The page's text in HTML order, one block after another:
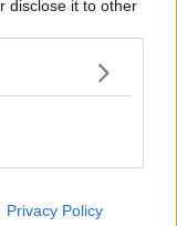
disclose it to other
Privacy Policy
sogno dei
da
terreni, ottenuta
supera 1,2